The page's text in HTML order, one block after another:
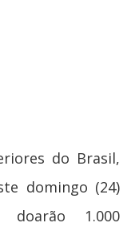
do Brasil,
domingo (24)
doarão 1.000